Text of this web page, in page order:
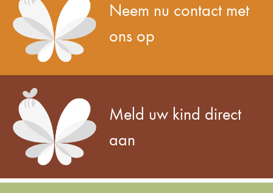
Neem nu contact met
ons op
Meld uw kind direct
aan